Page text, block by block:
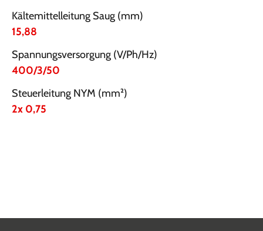
Kältemittelleitung Saug (mm)
15,88
Spannungsversorgung (V/Ph/Hz)
400/3/50
Steuerleitung NYM (mm²)
2x 0,75